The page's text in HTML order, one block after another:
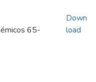
65-
Down
load